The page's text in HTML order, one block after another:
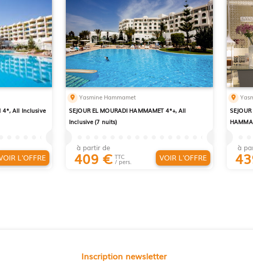
4*, All Inclusive
L'OFFRE
Yasmine Hammamet
SEJOUR EL MOURADI HAMMAMET 4*+, All
Inclusive (7 nuits)
à partir de
409 € TTC
/ pers. VOIR L'OFFRE
à
Inscription newsletter